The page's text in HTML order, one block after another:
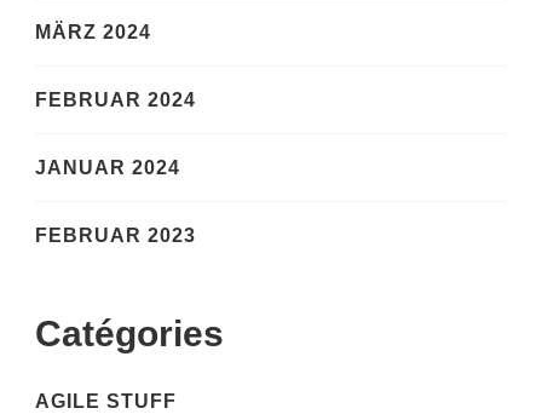
MÄRZ 2024
FEBRUAR 2024
JANUAR 2024
FEBRUAR 2023
Catégories
AGILE STUFF